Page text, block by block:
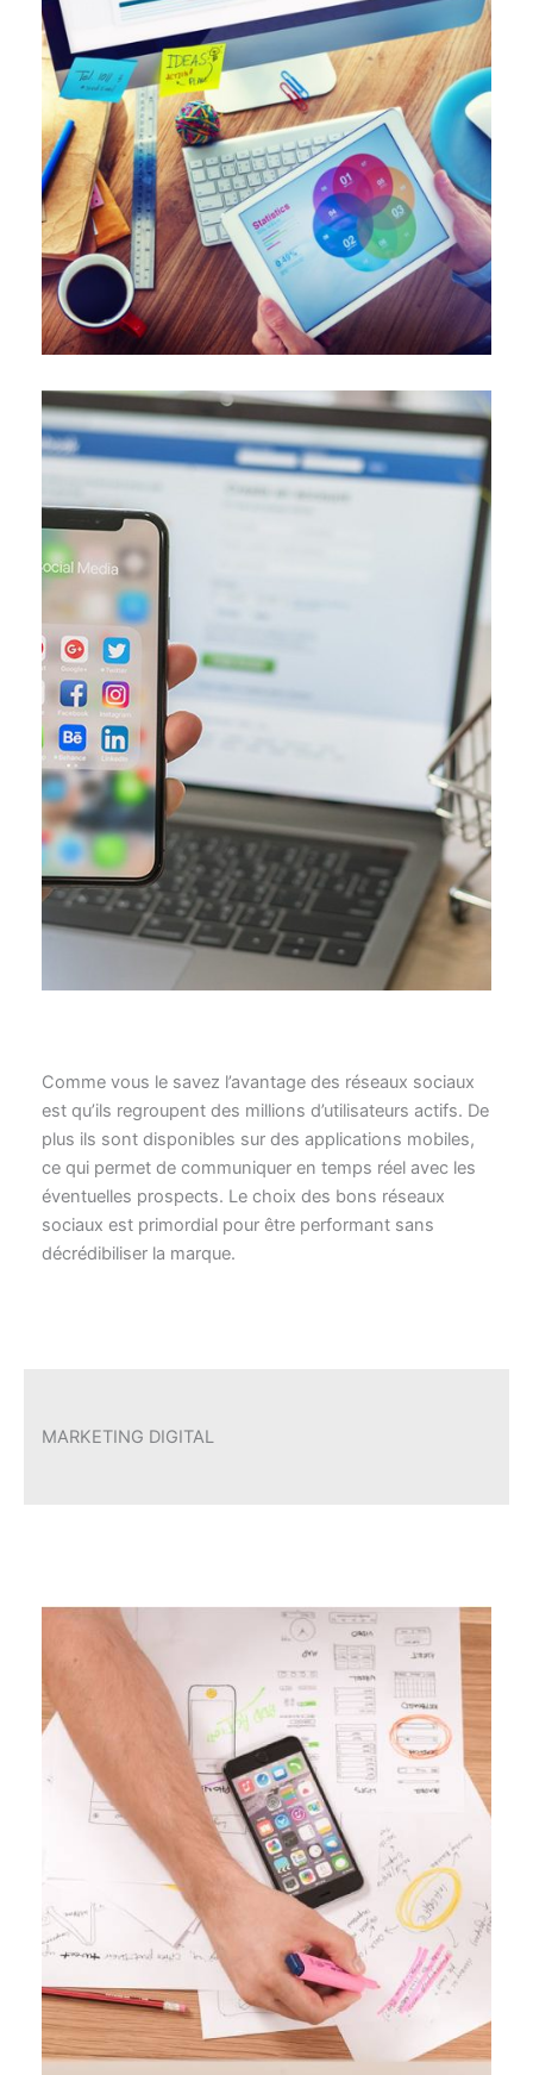
Se lancer sur facebook Ads étape
par étape
De plus en plus d’entreprises utilisent le pouvoir des
Utiliser Facebook ads pour
améliorer son ciblage publicitaire.
De plus en plus d’utilisateurs souhaitent savoir
comment intégrer la publicité dans leur plan de médias
sociaux, telles que Facebook, […]
est qu’ils regroupent des millions d’utilisateurs actifs. De
plus ils sont disponibles sur des applications mobiles,
ce qui permet de communiquer en temps réel avec les
éventuelles prospects. Le choix des bons réseaux
sociaux est primordial pour être performant sans
décrédibiliser la marque.
Le marketing digital : un levier pour
renforcer votre image d’entreprise
Dans un monde où la technologie évolue à une vitesse
fulgurante, le marketing digital est devenu un outil
incontournable pour […]